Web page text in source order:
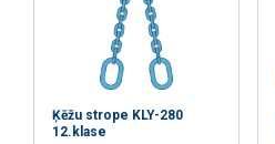
Ķēžu strope KLY-280
12.klase